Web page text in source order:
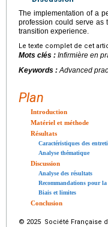
The implementation of a
profession could serve as
transition experience.
Le texte complet de cet
Mots clés : Infirmière en
Keywords :Advanced
Plan
Introduction
Matériel et méthode
Résultats
Caractéristiques des
Analyse thématique
Discussion
Analyse des résultats
Recommandations pour
Biais et limites
Conclusion
© 2025 Société Française